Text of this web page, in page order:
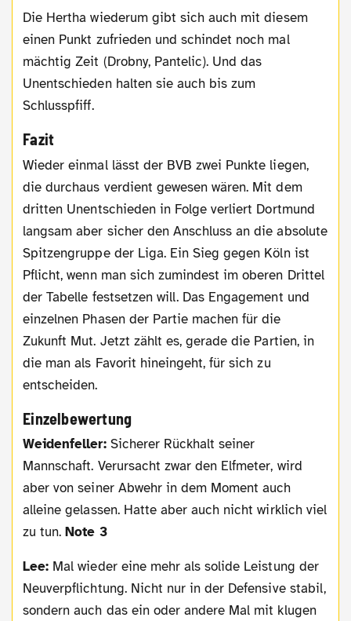
Die Hertha wiederum gibt sich auch mit diesem
einen Punkt zufrieden und schindet noch mal
mächtig Zeit (Drobny, Pantelic). Und das
Unentschieden halten sie auch bis zum
Schlusspfiff.
Fazit
Wieder einmal lässt der BVB zwei Punkte liegen,
die durchaus verdient gewesen wären. Mit dem
dritten Unentschieden in Folge verliert Dortmund
langsam aber sicher den Anschluss an die absolute
Spitzengruppe der Liga. Ein Sieg gegen Köln ist
Pflicht, wenn man sich zumindest im oberen Drittel
der Tabelle festsetzen will. Das Engagement und
einzelnen Phasen der Partie machen für die
Zukunft Mut. Jetzt zählt es, gerade die Partien, in
die man als Favorit hineingeht, für sich zu
entscheiden.
Einzelbewertung
Weidenfeller:Sicherer Rückhalt seiner
Mannschaft. Verursacht zwar den Elfmeter, wird
aber von seiner Abwehr in dem Moment auch
alleine gelassen. Hatte aber auch nicht wirklich viel
zu tun.Note 3
Lee: Mal wieder eine mehr als solide Leistung der
Neuverpflichtung. Nicht nur in der Defensive stabil,
sondern auch das ein oder andere Mal mit klugen